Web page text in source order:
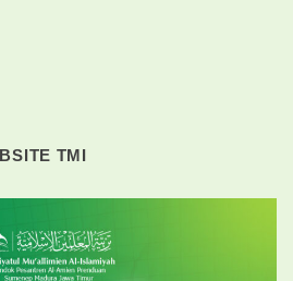
TMI